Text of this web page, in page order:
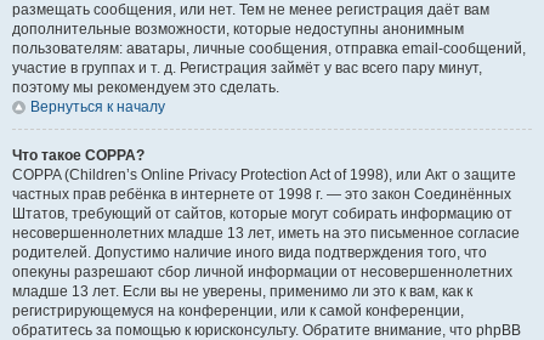
размещать сообщения, или нет. Тем не менее регистрация даёт вам
дополнительные возможности, которые недоступны анонимным
пользователям: аватары, личные сообщения, отправка email-сообщений,
участие в группах и т. д. Регистрация займёт у вас всего пару минут,
поэтому мы рекомендуем это сделать.
Вернуться к началу
Что такое COPPA?
COPPA (Children’s Online Privacy Protection Act of 1998), или Акт о защите
частных прав ребёнка в интернете от 1998 г. — это закон Соединённых
Штатов, требующий от сайтов, которые могут собирать информацию от
несовершеннолетних младше 13 лет, иметь на это письменное согласие
родителей. Допустимо наличие иного вида подтверждения того, что
опекуны разрешают сбор личной информации от несовершеннолетних
младше 13 лет. Если вы не уверены, применимо ли это к вам, как к
регистрирующемуся на конференции, или к самой конференции,
обратитесь за помощью к юрисконсульту. Обратите внимание, что phpBB